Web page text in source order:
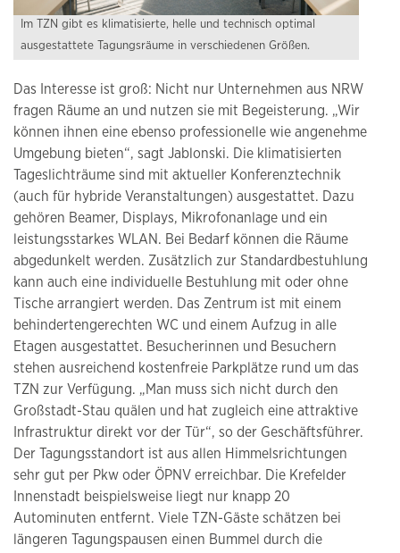
Im TZN gibt es klimatisierte, helle und technisch optimal
ausgestattete Tagungsräume in verschiedenen Größen.
Das Interesse ist groß: Nicht nur Unternehmen aus NRW
fragen Räume an und nutzen sie mit Begeisterung. „Wir
können ihnen eine ebenso professionelle wie angenehme
Umgebung bieten“, sagt Jablonski. Die klimatisierten
Tageslichträume sind mit aktueller Konferenztechnik
(auch für hybride Veranstaltungen) ausgestattet. Dazu
gehören Beamer, Displays, Mikrofonanlage und ein
leistungsstarkes WLAN. Bei Bedarf können die Räume
abgedunkelt werden. Zusätzlich zur Standardbestuhlung
kann auch eine individuelle Bestuhlung mit oder ohne
Tische arrangiert werden. Das Zentrum ist mit einem
behindertengerechten WC und einem Aufzug in alle
Etagen ausgestattet. Besucherinnen und Besuchern
stehen ausreichend kostenfreie Parkplätze rund um das
TZN zur Verfügung. „Man muss sich nicht durch den
Großstadt-Stau quälen und hat zugleich eine attraktive
Infrastruktur direkt vor der Tür“, so der Geschäftsführer.
Der Tagungsstandort ist aus allen Himmelsrichtungen
sehr gut per Pkw oder ÖPNV erreichbar. Die Krefelder
Innenstadt beispielsweise liegt nur knapp 20
Autominuten entfernt. Viele TZN-Gäste schätzen bei
längeren Tagungspausen einen Bummel durch die